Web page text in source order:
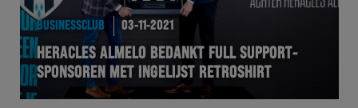
BUSINESSCLUB 03-11-2021
HERACLES ALMELO BEDANKT FULL SUPPORT-
SPONSOREN MET INGELIJST RETROSHIRT